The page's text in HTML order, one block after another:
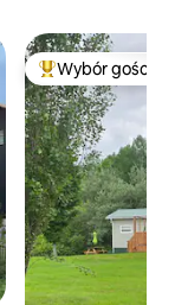
Wybór gości